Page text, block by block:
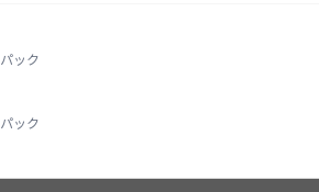
パック
パック